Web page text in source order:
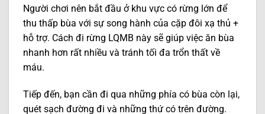
Người chơi nên bắt đầu ở khu vực có rừng lớn để
thu thấp bùa với sự song hành của cặp đôi xạ thủ +
hỗ trợ. Cách đi rừng LQMB này sẽ giúp việc ăn bùa
nhanh hơn rất nhiều và tránh tối đa trổn thất về
máu.
Tiếp đến, bạn cần đi qua những phía có bùa còn lại,
quét sạch đường đi và những thứ có trên đường.